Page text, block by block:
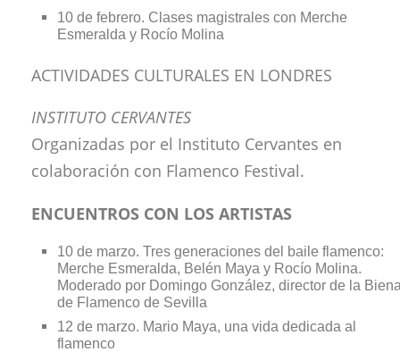
10 de febrero. Clases magistrales con Merche
Esmeralda y Rocío Molina
ACTIVIDADES CULTURALES EN LONDRES
INSTITUTO CERVANTES
Organizadas por el Instituto Cervantes en
colaboración con Flamenco Festival.
ENCUENTROS CON LOS ARTISTAS
10 de marzo. Tres generaciones del baile flamenco:
Merche Esmeralda, Belén Maya y Rocío Molina.
Moderado por Domingo González, director de la
de Flamenco de Sevilla
12 de marzo. Mario Maya, una vida dedicada al
flamenco